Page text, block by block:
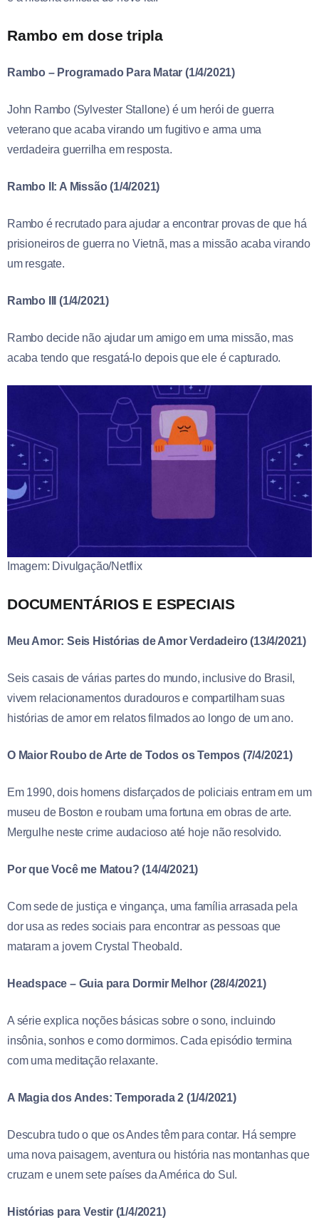
Rambo em dose tripla
Rambo – Programado Para Matar (1/4/2021)
John Rambo (Sylvester Stallone) é um herói de guerra
veterano que acaba virando um fugitivo e arma uma
verdadeira guerrilha em resposta.
Rambo II: A Missão (1/4/2021)
Rambo é recrutado para ajudar a encontrar provas de que há
prisioneiros de guerra no Vietnã, mas a missão acaba virando
um resgate.
Rambo III (1/4/2021)
Rambo decide não ajudar um amigo em uma missão, mas
acaba tendo que resgatá-lo depois que ele é capturado.
Imagem: Divulgação/Netflix
DOCUMENTÁRIOS E ESPECIAIS
Meu Amor: Seis Histórias de Amor Verdadeiro (13/4/2021)
Seis casais de várias partes do mundo, inclusive do Brasil,
vivem relacionamentos duradouros e compartilham suas
histórias de amor em relatos filmados ao longo de um ano.
O Maior Roubo de Arte de Todos os Tempos (7/4/2021)
Em 1990, dois homens disfarçados de policiais entram em um
museu de Boston e roubam uma fortuna em obras de arte.
Mergulhe neste crime audacioso até hoje não resolvido.
Por que Você me Matou? (14/4/2021)
Com sede de justiça e vingança, uma família arrasada pela
dor usa as redes sociais para encontrar as pessoas que
mataram a jovem Crystal Theobald.
Headspace – Guia para Dormir Melhor (28/4/2021)
A série explica noções básicas sobre o sono, incluindo
insônia, sonhos e como dormimos. Cada episódio termina
com uma meditação relaxante.
A Magia dos Andes: Temporada 2 (1/4/2021)
Descubra tudo o que os Andes têm para contar. Há sempre
uma nova paisagem, aventura ou história nas montanhas que
cruzam e unem sete países da América do Sul.
Histórias para Vestir (1/4/2021)